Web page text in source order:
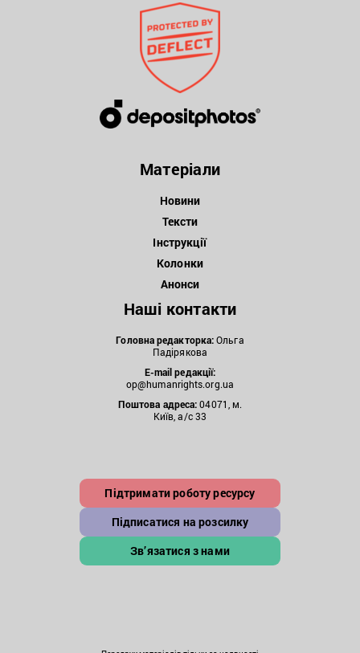
Матеріали
Новини
Тексти
Інструкції
Колонки
Анонси
Наші контакти
Головна редакторка:Ольга
Падірякова
E-mail редакції:
op@humanrights.org.ua
Поштова адреса:04071, м.
Київ, а/с 33
Підтримати роботу ресурсу
Підписатися на розсилку
Зв’язатися з нами